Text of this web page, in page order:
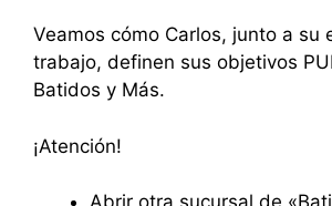
Veamos cómo Carlos, junto a su
trabajo, definen sus objetivos
Batidos y Más.
¡Atención!
Abrir otra sucursal de